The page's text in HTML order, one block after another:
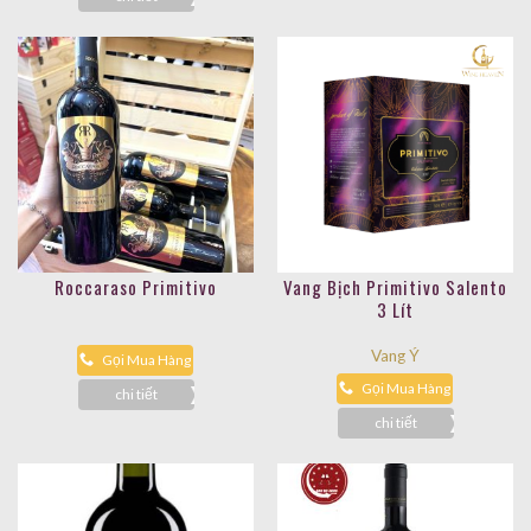
Roccaraso Primitivo
Gọi Mua Hàng
chi tiết
Vang Bịch Primitivo Salento
3 Lít
Vang Ý
Gọi Mua Hàng
chi tiết